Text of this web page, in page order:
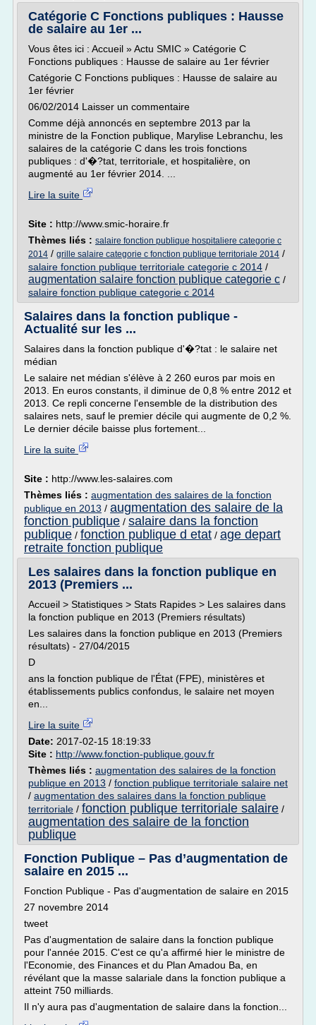
Catégorie C Fonctions publiques : Hausse
de salaire au 1er ...
Vous êtes ici : Accueil » Actu SMIC » Catégorie C
Fonctions publiques : Hausse de salaire au 1er février
Catégorie C Fonctions publiques : Hausse de salaire au
1er février
06/02/2014 Laisser un commentaire
Comme déjà annoncés en septembre 2013 par la
ministre de la Fonction publique, Marylise Lebranchu, les
salaires de la catégorie C dans les trois fonctions
publiques : d'�?tat, territoriale, et hospitalière, on
augmenté au 1er février 2014. ...
Lire la suite
Site : http://www.smic-horaire.fr
Thèmes liés : salaire fonction publique hospitaliere categorie c
2014 / grille salaire categorie c fonction publique territoriale 2014 /
salaire fonction publique territoriale categorie c 2014 /
augmentation salaire fonction publique categorie c /
salaire fonction publique categorie c 2014
Salaires dans la fonction publique -
Actualité sur les ...
Salaires dans la fonction publique d'�?tat : le salaire net
médian
Le salaire net médian s'élève à 2 260 euros par mois en
2013. En euros constants, il diminue de 0,8 % entre 2012 et
2013. Ce repli concerne l'ensemble de la distribution des
salaires nets, sauf le premier décile qui augmente de 0,2 %.
Le dernier décile baisse plus fortement...
Lire la suite
Site : http://www.les-salaires.com
Thèmes liés : augmentation des salaires de la fonction
publique en 2013 / augmentation des salaire de la
fonction publique / salaire dans la fonction
publique / fonction publique d etat / age depart
retraite fonction publique
Les salaires dans la fonction publique en
2013 (Premiers ...
Accueil > Statistiques > Stats Rapides > Les salaires dans
la fonction publique en 2013 (Premiers résultats)
Les salaires dans la fonction publique en 2013 (Premiers
résultats) - 27/04/2015
D
ans la fonction publique de l'État (FPE), ministères et
établissements publics confondus, le salaire net moyen
en...
Lire la suite
Date: 2017-02-15 18:19:33
Site : http://www.fonction-publique.gouv.fr
Thèmes liés : augmentation des salaires de la fonction
publique en 2013 / fonction publique territoriale salaire net
/ augmentation des salaires dans la fonction publique
territoriale / fonction publique territoriale salaire /
augmentation des salaire de la fonction
publique
Fonction Publique – Pas d’augmentation de
salaire en 2015 ...
Fonction Publique - Pas d'augmentation de salaire en 2015
27 novembre 2014
tweet
Pas d'augmentation de salaire dans la fonction publique
pour l'année 2015. C'est ce qu'a affirmé hier le ministre de
l'Economie, des Finances et du Plan Amadou Ba, en
révélant que la masse salariale dans la fonction publique a
atteint 750 milliards.
Il n'y aura pas d'augmentation de salaire dans la fonction...